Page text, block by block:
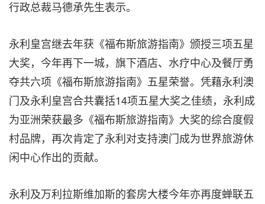
行政总裁马德承先生表示。
永利皇宫继去年获《福布斯旅游指南》颁授三项五星
大奖，今年再下一城，旗下酒店、水疗中心及餐厅勇
夺共六项《福布斯旅游指南》五星荣誉。凭藉永利澳
门及永利皇宫合共囊括14项五星大奖之佳绩，永利成
为亚洲荣获最多《福布斯旅游指南》大奖的综合度假
村品牌，再次肯定了永利对支持澳门成为世界旅游休
闲中心作出的贡献。
永利及万利拉斯维加斯的套房大楼今年亦再度蝉联五